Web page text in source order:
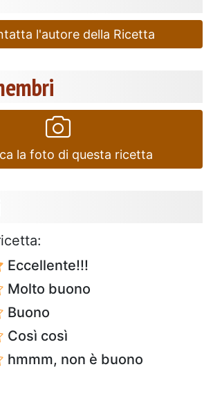
l'autore della Ricetta
la foto di questa ricetta
Eccellente!!!
Molto buono
Buono
Così così
hmmm, non è buono